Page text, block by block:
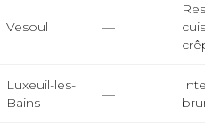
Vesoul —
Luxeuil-les-
Bains
—